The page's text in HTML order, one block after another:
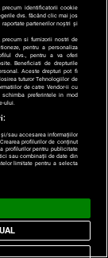
identificatorii cookie
dvs. făcând clic mai jos
partenerilor noștri și
si furnizorii nostri de
pentru a personaliza
dvs., pentru a va oferi
Beneficiati de drepturile
Aceste drepturi pot fi
tuturor Tehnologiilor de
de catre Vendor-ii cu
schimba preferintele in mod
ului.
și/sau accesarea informațiilor
profilurilor de conținut
profilurilor pentru publicitate
sau combinații de date din
limitate pentru a selecta